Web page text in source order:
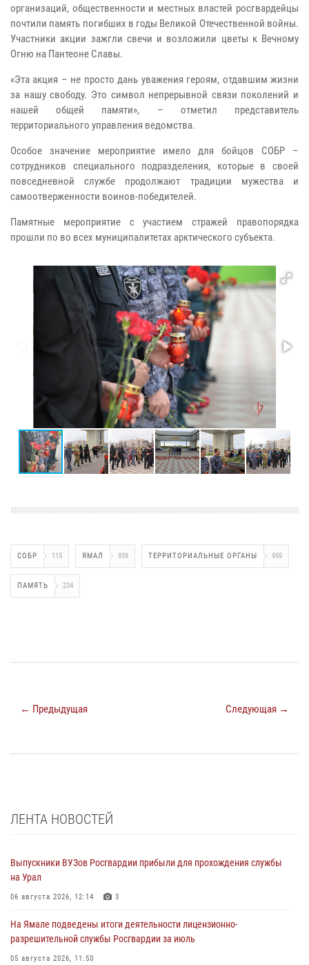
организаций, общественности и местных властей росгвардейцы
почтили память погибших в годы Великой Отечественной войны.
Участники акции зажгли свечи и возложили цветы к Вечному
Огню на Пантеоне Славы.
«Эта акция – не просто дань уважения героям, отдавшим жизни
за нашу свободу. Это символ непрерывной связи поколений и
нашей общей памяти», – отметил представитель
территориального управления ведомства.
Особое значение мероприятие имело для бойцов СОБР –
сотрудников специального подразделения, которые в своей
повседневной службе продолжают традиции мужества и
самоотверженности воинов-победителей.
Памятные мероприятие с участием стражей правопорядка
прошли по во всех муниципалитетах арктического субъекта.
СОБР 115 ЯМАЛ 939 ТЕРРИТОРИАЛЬНЫЕ ОРГАНЫ 959
ПАМЯТЬ 234
← Предыдущая Следующая →
ЛЕНТА НОВОСТЕЙ
Выпускники ВУЗов Росгвардии прибыли для прохождения службы
на Урал
06 августа 2026, 12:14 3
На Ямале подведены итоги деятельности лицензионно-
разрешительной службы Росгвардии за июль
05 августа 2026, 11:50